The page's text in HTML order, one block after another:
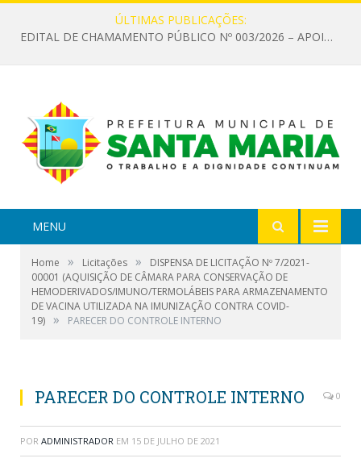
ÚLTIMAS PUBLICAÇÕES:
EDITAL DE CHAMAMENTO PÚBLICO Nº 003/2026 – APOIO À INFRAESTRUTURA CULTURAL
MENU
Home » Licitações »
DISPENSA DE LICITAÇÃO Nº 7/2021-
00001 (AQUISIÇÃO DE CÂMARA PARA CONSERVAÇÃO DE
HEMODERIVADOS/IMUNO/TERMOLÁBEIS PARA ARMAZENAMENTO
DE VACINA UTILIZADA NA IMUNIZAÇÃO CONTRA COVID-
19) » PARECER DO CONTROLE INTERNO
PARECER DO CONTROLE INTERNO 0
POR ADMINISTRADOR EM 15 DE JULHO DE 2021